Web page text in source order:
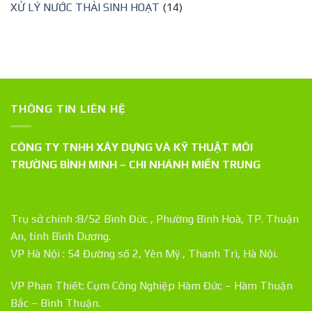
XỬ LÝ NƯỚC THẢI SINH HOẠT (14)
THÔNG TIN LIÊN HỆ
CÔNG TY TNHH XÂY DỰNG VÀ KỸ THUẬT MÔI
TRƯỜNG BÌNH MINH – CHI NHÁNH MIỀN TRUNG
Trụ sở chính :8/52 Bình Đức , Phường Bình Hoà, TP. Thuận
An, tỉnh Bình Dương.
VP Hà Nội : 54 Đường số 2, Yên Mỹ , Thanh Trì, Hà Nội.
VP Phan Thiết: Cụm Công Nghiệp Hàm Đức – Hàm Thuận
Bắc – Bình Thuận.